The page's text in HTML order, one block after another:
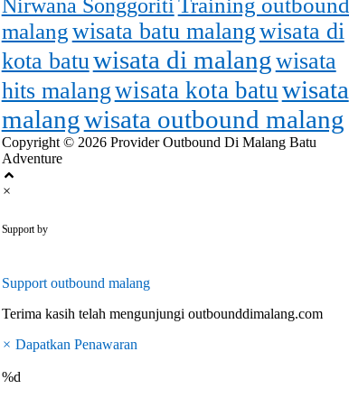
Nirwana Songgoriti
malangwisata batu malangwisata di
kota batuwisata di malangwisata
hits malangwisata kota batu wisata
malangwisata outbound malang
Copyright © 2026 Provider Outbound Di Malang Batu
Adventure
×
Support by
Support outbound malang
Terima kasih telah mengunjungi outbounddimalang.com
× Dapatkan Penawaran
%d